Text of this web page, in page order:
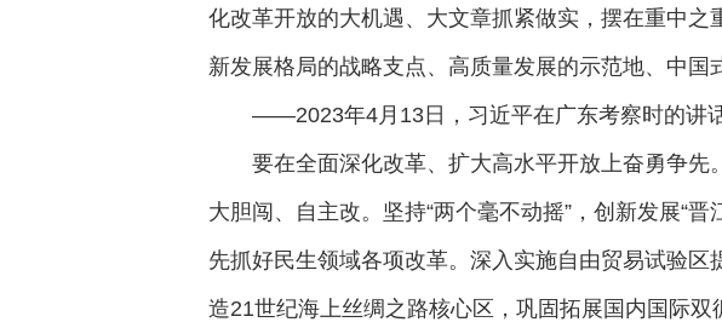
化改革开放的大机遇、大文章抓紧做实，摆在重中
新发展格局的战略支点、高质量发展的示范地、中国
——2023年4月13日，习近平在广东考察时的讲
要在全面深化改革、扩大高水平开放上奋勇争先
大胆闯、自主改。坚持“两个毫不动摇”，创新发展“
先抓好民生领域各项改革。深入实施自由贸易试验
造21世纪海上丝绸之路核心区，巩固拓展国内国际双